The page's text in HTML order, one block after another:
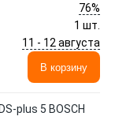
76%
1 шт.
11 - 12 августа
В корзину
plus 5 BOSCH